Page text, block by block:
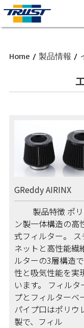
Home / 製品情報 /
GReddy AIRINX
製品特徴 ポリ
ン製一体構造の高
式フィルター。 ス
ネットと高性能繊
ルターの3層構造
性と吸気性能を実
います。 フィルタ
プとフィルターベ
パイプ口はポリウ
製で、フィル